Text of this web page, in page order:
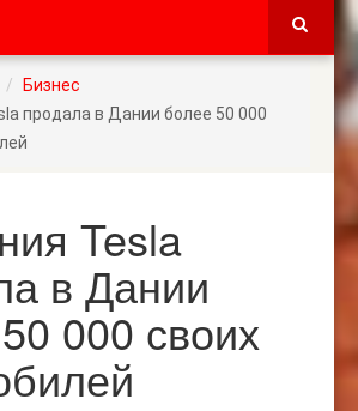
Бизнес
продала в Дании более 50 000
Tesla
в Дании
000 своих